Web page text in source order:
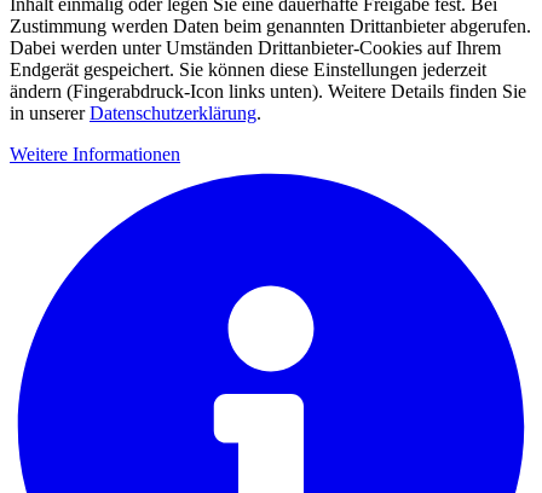
Inhalt einmalig oder legen Sie eine dauerhafte Freigabe fest. Bei
Zustimmung werden Daten beim genannten Drittanbieter abgerufen.
Dabei werden unter Umständen Drittanbieter-Cookies auf Ihrem
Endgerät gespeichert. Sie können diese Einstellungen jederzeit
ändern (Fingerabdruck-Icon links unten). Weitere Details finden Sie
in unsererDatenschutzerklärung.
Weitere Informationen